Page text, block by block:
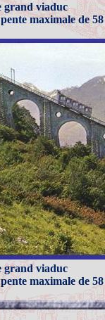
grand viaduc
maximale de
grand viaduc
maximale de